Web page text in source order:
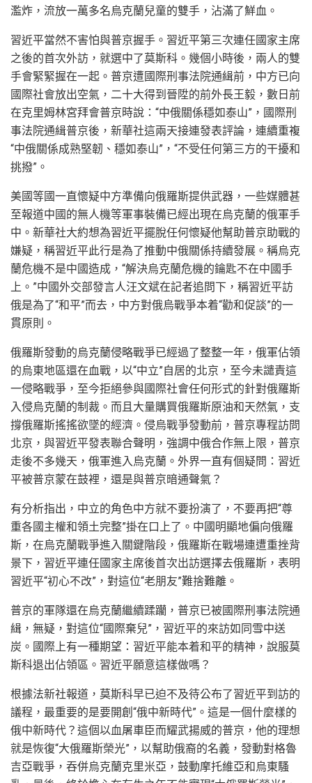
濫炸，流放一萬多名烏克蘭兒童的雙手，沾滿了鮮血。
習近平當然不害怕與普京握手。習近平第三次連任國家主席
之後的首次外訪，就選中了莫斯科。幾個小時後，兩人的雙
手會緊緊握在一起。普京遭國際刑事法院通緝前，中方已向
國際社會放出空氣，二十大得到晉陞的前外長王毅，數日前
在克里姆林宮拜會普京時說：“中俄關係穩如泰山”，國際刑
事法院通緝普京後，新華社這兩天接連發表評論，連續重複
“中俄關係成熟堅韌、穩如泰山”，“不受任何第三方的干擾和
挑撥”。
美國等國一直懷疑中方準備向俄羅斯提供武器，一些媒體甚
至報道中國的無人機等軍事裝備已經出現在烏克蘭的俄軍手
中。新華社大約想為習近平擺脫任何懷疑他幫助普京助戰的
嫌疑，稱習近平此行是為了推動中俄關係持續發展。稱烏克
蘭危機不是中國造成，“解決烏克蘭危機的鑰匙不在中國手
上。”中國外交部發言人汪文斌在記者追問下，稱習近平訪
俄是為了“和平”而去，中方對俄烏戰爭本着“勸和促談”的一
貫原則。
俄羅斯發動的烏克蘭侵略戰爭已經過了整整一年，俄軍佔領
的烏東地區還在血戰，以“中立”自居的北京，至今未譴責這
一侵略戰爭，至今拒絕參與國際社會任何形式的針對俄羅斯
入侵烏克蘭的制裁。而且大量購買俄羅斯原油和天然氣，支
撐俄羅斯搖搖欲墜的經濟。侵烏戰爭發動前，普京專程訪問
北京，與習近平發表聯合聲明，強調中俄合作無上限，普京
走後不多幾天，俄軍進入烏克蘭。外界一直有個疑問：習近
平被普京蒙在鼓裡，還是與普京暗通聲氣？
有分析指出，中立的角色中方就不要扮演了，不要再把“尊
重各國主權和領土完整”掛在口上了。中國明顯地偏向俄羅
斯，在烏克蘭戰爭進入關鍵階段，俄羅斯在戰場連遭重挫背
景下，習近平連任國家主席後首次出訪選擇去俄羅斯，表明
習近平“初心不改”，對這位“老朋友”難捨難離。
普京的軍隊還在烏克蘭繼續蹂躪，普京已被國際刑事法院通
緝，無疑，對這位“國際棄兒”，習近平的來訪如同雪中送
炭。國際上有一種期望：習近平能本着和平的精神，說服莫
斯科退出佔領區。習近平願意這樣做嗎？
根據法新社報道，莫斯科早已迫不及待公布了習近平到訪的
議程，最重要的是要開創“俄中新時代”。這是一個什麼樣的
俄中新時代？這個以血屠車臣而耀武揚威的普京，他的理想
就是恢復“大俄羅斯榮光”，以幫助俄裔的名義，發動對格魯
吉亞戰爭，吞併烏克蘭克里米亞，鼓動摩托維亞和烏東騷